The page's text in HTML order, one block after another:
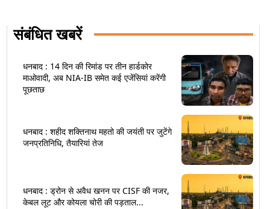
संबंधित खबरें
धनबाद : 14 दिन की रिमांड पर तीन हार्डकोर
माओवादी, अब NIA-IB समेत कई एजेंसियां करेंगी
पूछताछ
धनबाद : शहीद शक्तिनाथ महतो की जयंती पर जुटेंगे
जनप्रतिनिधि, तैयारियां तेज
धनबाद : ड्रोन से अवैध खनन पर CISF की नजर,
केबल लूट और कोयला चोरी की पड़ताल...